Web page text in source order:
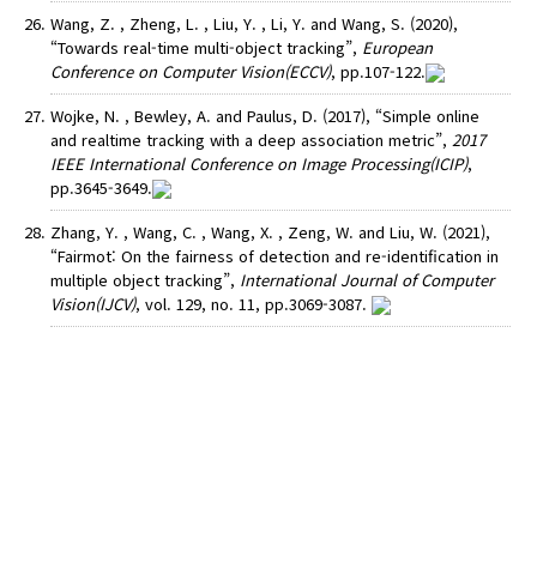
Wang, Z. , Zheng, L. , Liu, Y. , Li, Y. and Wang, S. (2020),
“Towards real-time multi-object tracking”, European
Conference on Computer Vision(ECCV), pp.107-122.
Wojke, N. , Bewley, A. and Paulus, D. (2017), “Simple online
and realtime tracking with a deep association metric”,2017
IEEE International Conference on Image Processing(ICIP),
pp.3645-3649.
Zhang, Y. , Wang, C. , Wang, X. , Zeng, W. and Liu, W. (2021),
“Fairmot: On the fairness of detection and re-identification in
multiple object tracking”, International Journal of Computer
Vision(IJCV), vol. 129, no. 11, pp.3069-3087.